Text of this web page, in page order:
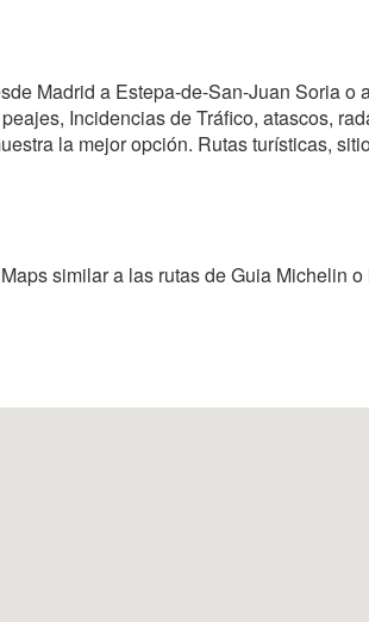
Madrid a Estepa-de-San-Juan Soria o
Incidencias de Tráfico, atascos,
la mejor opción. Rutas turísticas,
similar a las rutas de Guia Michelin